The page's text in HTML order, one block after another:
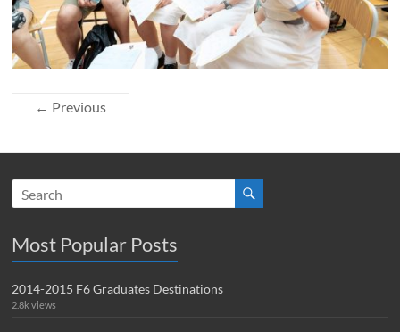
← Previous
Most Popular Posts
2014-2015 F6 Graduates Destinations
2.8k views